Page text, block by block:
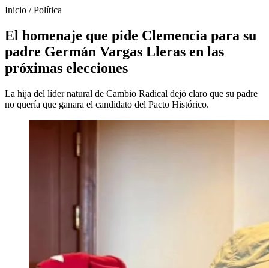
Inicio /Política
El homenaje que pide Clemencia para su
padre Germán Vargas Lleras en las
próximas elecciones
La hija del líder natural de Cambio Radical dejó claro que su padre
no quería que ganara el candidato del Pacto Histórico.